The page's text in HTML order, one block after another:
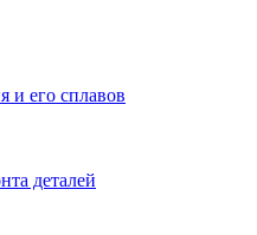
и его сплавов
деталей